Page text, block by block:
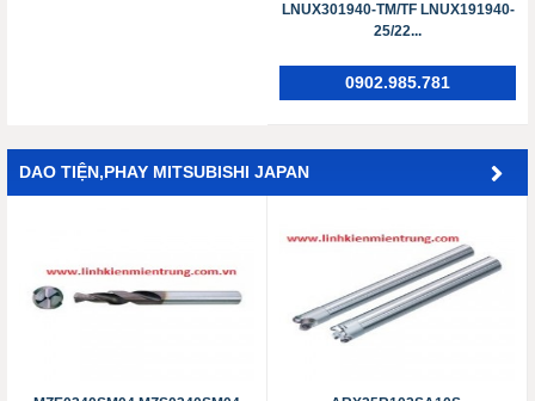
LNUX301940-TM/TF LNUX191940-
25/22...
0902.985.781
DAO TIỆN,PHAY MITSUBISHI JAPAN